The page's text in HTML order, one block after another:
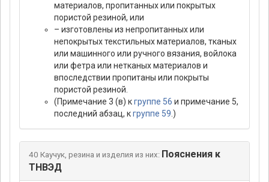
материалов, пропитанных или покрытых
пористой резиной, или
– изготовлены из непропитанных или
непокрытых текстильных материалов, тканых
или машинного или ручного вязания, войлока
или фетра или нетканых материалов и
впоследствии пропитаны или покрыты
пористой резиной.
(Примечание 3 (в) кгруппе 56 и примечание 5,
последний абзац, кгруппе 59 .)
40 Каучук, резина и изделия из них: Пояснения к
ТНВЭД